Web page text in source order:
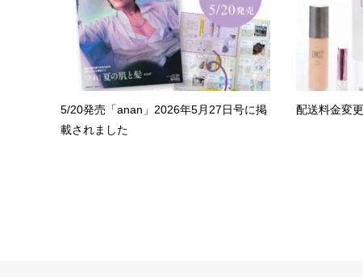
5/20発売「anan」2026年5月27日号に掲
載されました
配送料金変